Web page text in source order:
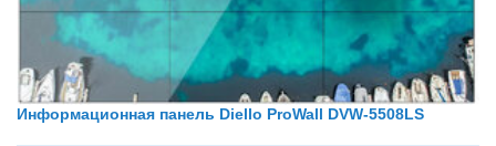
Информационная панель Diello ProWall DVW-5508LS